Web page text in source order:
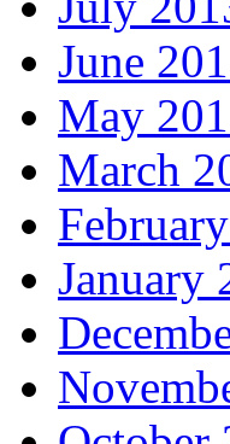
June
May
March
January